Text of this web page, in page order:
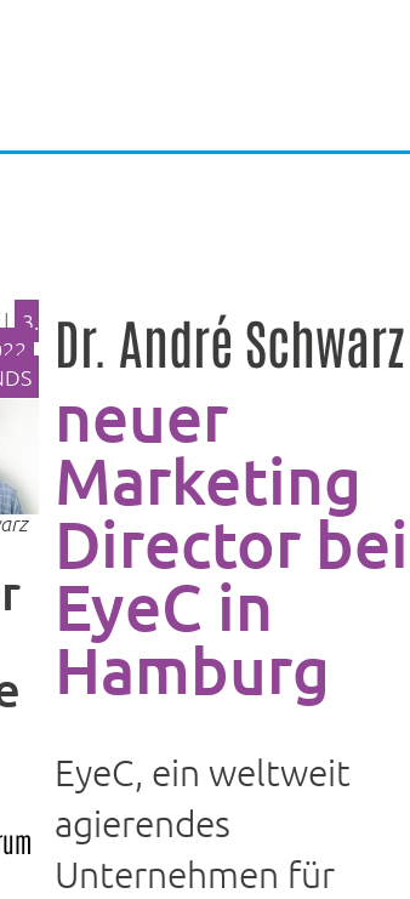
3.
,
Dr. André Schwarz
neuer
Marketing
Director bei
EyeC in
Hamburg
EyeC, ein weltweit
agierendes
Unternehmen für